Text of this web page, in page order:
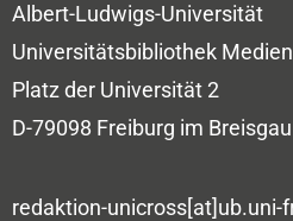
Albert-Ludwigs-Universität
Universitätsbibliothek
Platz der Universität 2
D-79098 Freiburg im Breisgau
redaktion-unicross[at]ub.uni-